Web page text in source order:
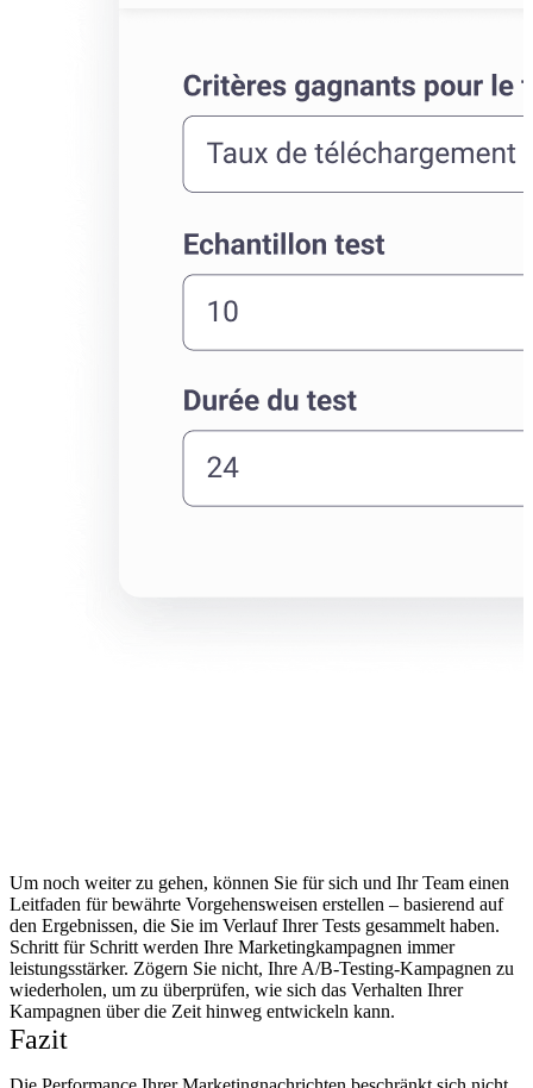
Um noch weiter zu gehen, können Sie für sich und Ihr Team einen
Leitfaden für bewährte Vorgehensweisen erstellen – basierend auf
den Ergebnissen, die Sie im Verlauf Ihrer Tests gesammelt haben.
Schritt für Schritt werden Ihre Marketingkampagnen immer
leistungsstärker. Zögern Sie nicht, Ihre A/B-Testing-Kampagnen zu
wiederholen, um zu überprüfen, wie sich das Verhalten Ihrer
Kampagnen über die Zeit hinweg entwickeln kann.
Fazit